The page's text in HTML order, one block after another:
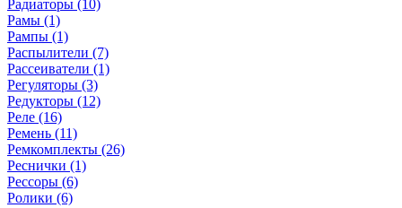
Радиаторы (10)
Рамы (1)
Рампы (1)
Распылители (7)
Рассеиватели (1)
Регуляторы (3)
Редукторы (12)
Реле (16)
Ремень (11)
Ремкомплекты (26)
Реснички (1)
Рессоры (6)
Ролики (6)